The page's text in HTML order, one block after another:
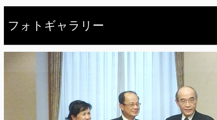
フォトギャラリー